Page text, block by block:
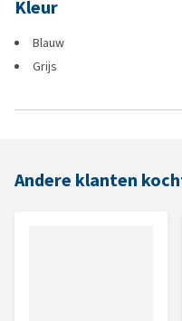
Kleur
Blauw
Grijs
Andere klanten